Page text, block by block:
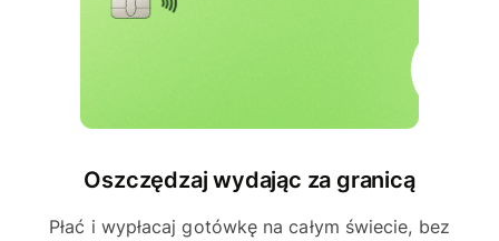
Oszczędzaj wydając za granicą
Płać i wypłacaj gotówkę na całym świecie, bez